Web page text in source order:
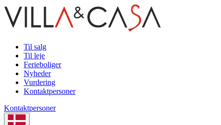
Til salg
Til leje
Ferieboliger
Nyheder
Vurdering
Kontaktpersoner
Kontaktpersoner